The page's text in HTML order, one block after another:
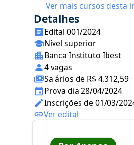
Ver mais cursos desta
Detalhes
Edital 001/2024
Nível superior
Banca Instituto Ibest
4 vagas
Salários de R$ 4.312,59
Prova dia 28/04/2024
Inscrições de 01/03/
Ver edital